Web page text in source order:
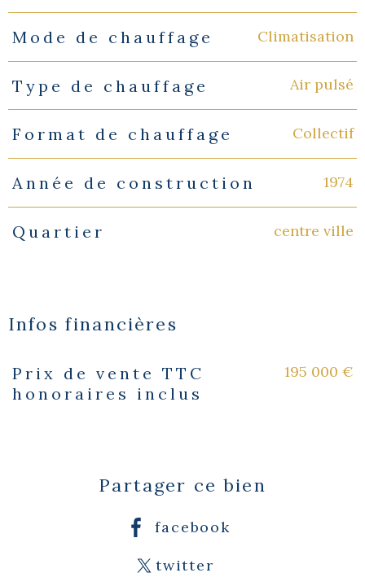
Mode de chauffage Climatisation
Type de chauffage Air pulsé
Format de chauffage Collectif
Année de construction 1974
Quartier centre ville
Infos financières
Caractéristiques Valeurs
Prix de vente TTC
honoraires inclus
195 000 €
Partager ce bien
facebook
twitter